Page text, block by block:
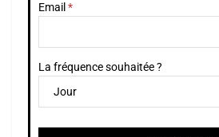
Email
La fréquence souhaitée ?